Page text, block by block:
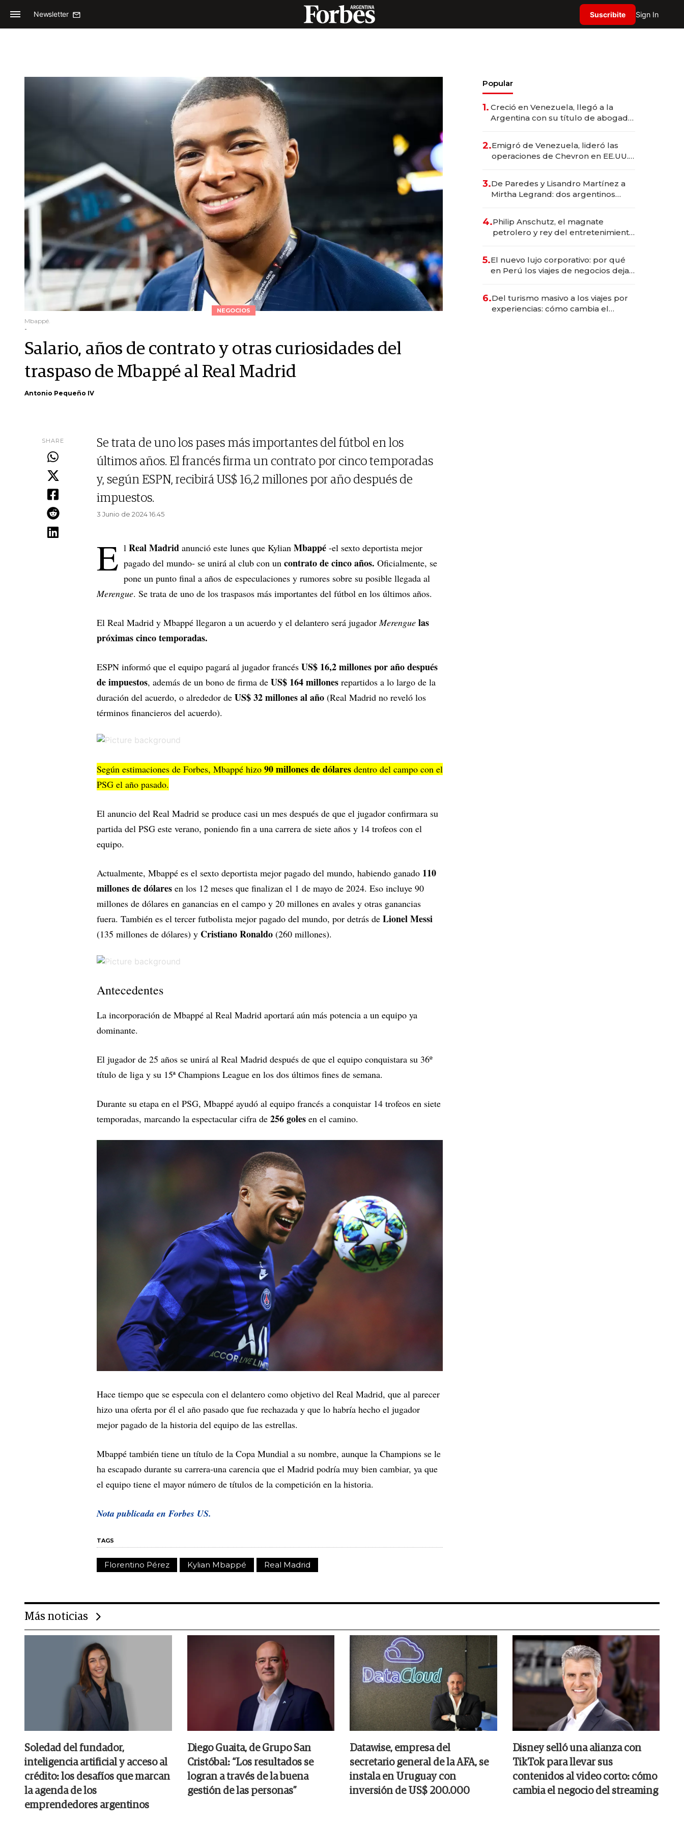
Newsletter Suscribite Sign In
NEGOCIOS
Mbappé.
-
Salario, años de contrato y otras curiosidades del
traspaso de Mbappé al Real Madrid
Antonio Pequeño IV
SHARE
Se trata de uno los pases más importantes del fútbol en los
últimos años. El francés firma un contrato por cinco temporadas
y, según ESPN, recibirá US$ 16,2 millones por año después de
impuestos.
3 Junio de 2024 16.45
E l Real Madrid anunció este lunes que Kylian Mbappé -el sexto deportista mejor
pagado del mundo- se unirá al club con un contrato de cinco años. Oficialmente, se
pone un punto final a años de especulaciones y rumores sobre su posible llegada al
Merengue. Se trata de uno de los traspasos más importantes del fútbol en los últimos años.
El Real Madrid y Mbappé llegaron a un acuerdo y el delantero será jugadorMerengue las
próximas cinco temporadas.
ESPN informó que el equipo pagará al jugador francés US$ 16,2 millones por año después
de impuestos, además de un bono de firma de US$ 164 millones repartidos a lo largo de la
duración del acuerdo, o alrededor de US$ 32 millones al año (Real Madrid no reveló los
términos financieros del acuerdo).
Según estimaciones de Forbes, Mbappé hizo 90 millones de dólares dentro del campo con el
PSG el año pasado.
El anuncio del Real Madrid se produce casi un mes después de que el jugador confirmara su
partida del PSG este verano, poniendo fin a una carrera de siete años y 14 trofeos con el
equipo.
Actualmente, Mbappé es el sexto deportista mejor pagado del mundo, habiendo ganado 110
millones de dólares en los 12 meses que finalizan el 1 de mayo de 2024. Eso incluye 90
millones de dólares en ganancias en el campo y 20 millones en avales y otras ganancias
fuera. También es el tercer futbolista mejor pagado del mundo, por detrás de Lionel Messi
(135 millones de dólares) y Cristiano Ronaldo (260 millones).
Antecedentes
La incorporación de Mbappé al Real Madrid aportará aún más potencia a un equipo ya
dominante.
El jugador de 25 años se unirá al Real Madrid después de que el equipo conquistara su 36º
título de liga y su 15ª Champions League en los dos últimos fines de semana.
Durante su etapa en el PSG, Mbappé ayudó al equipo francés a conquistar 14 trofeos en siete
temporadas, marcando la espectacular cifra de 256 goles en el camino.
Hace tiempo que se especula con el delantero como objetivo del Real Madrid, que al parecer
hizo una oferta por él el año pasado que fue rechazada y que lo habría hecho el jugador
mejor pagado de la historia del equipo de las estrellas.
Mbappé también tiene un título de la Copa Mundial a su nombre, aunque la Champions se le
ha escapado durante su carrera-una carencia que el Madrid podría muy bien cambiar, ya que
el equipo tiene el mayor número de títulos de la competición en la historia.
Nota publicada en Forbes US.
TAGS
Florentino Pérez Kylian Mbappé Real Madrid
Popular
1. Creció en Venezuela, llegó a la
Argentina con su título de abogado
marcas "fast premium"
2.Emigró de Venezuela, lideró las
operaciones de Chevron en EE.UU. y
3.De Paredes y Lisandro Martínez a
Mirtha Legrand: dos argentinos
4.Philip Anschutz, el magnate
petrolero y rey del entretenimiento
5.El nuevo lujo corporativo: por qué
en Perú los viajes de negocios dejan
6.Del turismo masivo a los viajes por
experiencias: cómo cambia el
Más noticias
Soledad del fundador,
inteligencia artificial y acceso al
crédito: los desafíos que marcan
la agenda de los
emprendedores argentinos
Diego Guaita, de Grupo San
Cristóbal: “Los resultados se
logran a través de la buena
gestión de las personas”
Datawise, empresa del
secretario general de la AFA, se
instala en Uruguay con
inversión de US$ 200.000
Disney selló una alianza con
TikTok para llevar sus
contenidos al video corto: cómo
cambia el negocio del streaming